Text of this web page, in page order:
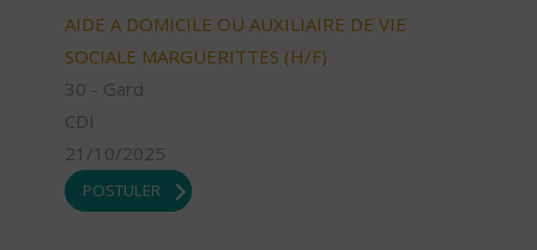
AIDE A DOMICILE OU AUXILIAIRE DE VIE
SOCIALE MARGUERITTES (H/F)
30 - Gard
CDI
21/10/2025
POSTULER